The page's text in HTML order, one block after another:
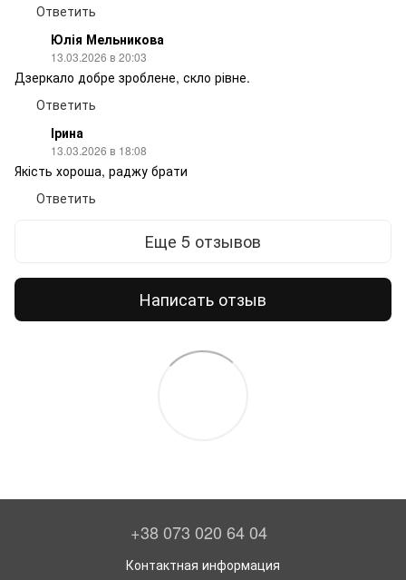
Ответить
Юлія Мельникова
13.03.2026 в 20:03
Дзеркало добре зроблене, скло рівне.
Ответить
Ірина
13.03.2026 в 18:08
Якість хороша, раджу брати
Ответить
Еще 5 отзывов
Написать отзыв
+38 073 020 64 04
Контактная информация